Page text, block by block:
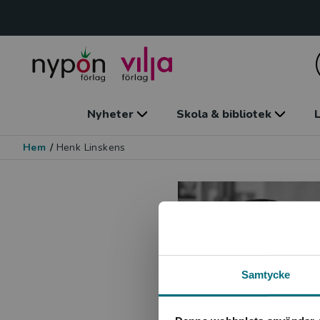
Samtycke
Nyheter Skola & bibliotek
Hem / Henk Linskens